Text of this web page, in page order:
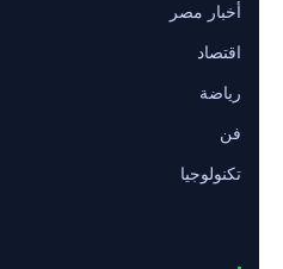
أخبار مصر
اقتصاد
رياضة
فن
تكنولوجيا